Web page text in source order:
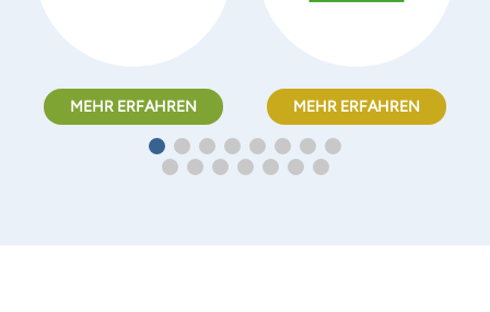
MEHR ERFAHREN MEHR ERFAHREN